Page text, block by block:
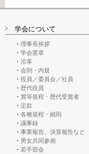
学会について
理事長挨拶
学会憲章
沿革
会則・内規
役員／委員会／社員
歴代役員
賞等規程・歴代受賞者
定款
各種規程・細則
議事録
事業報告、決算報告など
男女共同参画
若手部会